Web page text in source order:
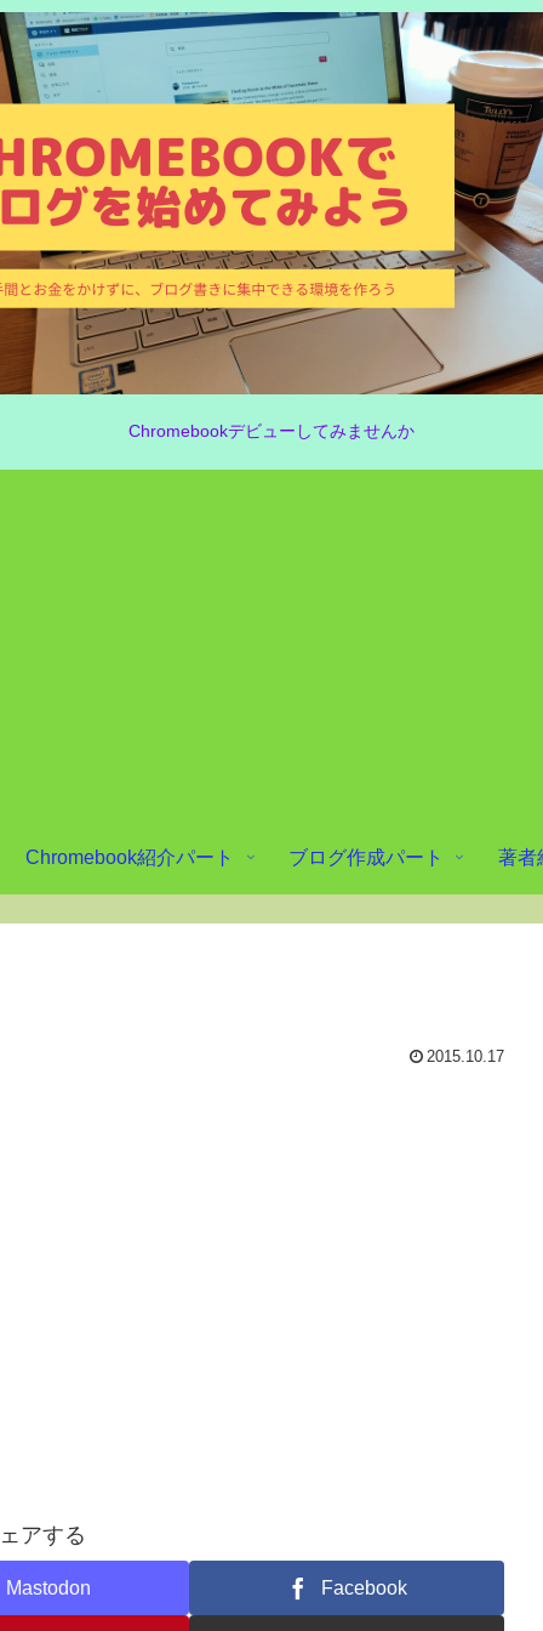
Chromebookデビューしてみませんか
Chromebook紹介パート ブログ作成パート 著者
2015.10.17
アする
Mastodon Facebook